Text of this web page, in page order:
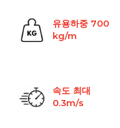
유용하중 700
kg/m
속도 최대
0.3m/s